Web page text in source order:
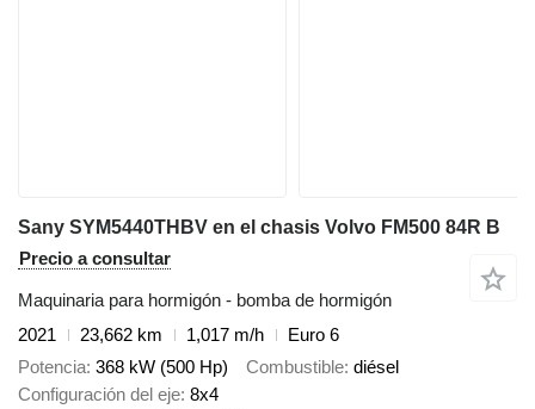
Sany SYM5440THBV en el chasis Volvo FM500 84R B
Precio a consultar
Maquinaria para hormigón - bomba de hormigón
2021
23,662 km 1,017 m/h
Euro 6
Potencia 368 kW (500 Hp) Combustible diésel
Configuración del eje 8x4